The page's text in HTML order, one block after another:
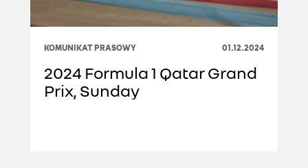
KOMUNIKAT PRASOWY 01.12.2024
2024 Formula 1 Qatar Grand
Prix, Sunday